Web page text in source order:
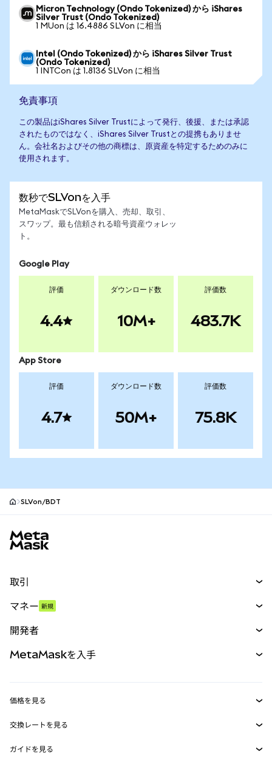
Micron Technology (Ondo Tokenized) から iShares
Silver Trust (Ondo Tokenized)
1 MUon は 16.4886 SLVon に相当
Intel (Ondo Tokenized) から iShares Silver Trust
(Ondo Tokenized)
1 INTCon は 1.8136 SLVon に相当
免責事項
この製品はiShares Silver Trustによって発行、後援、または承認
されたものではなく、iShares Silver Trustとの提携もありませ
ん。会社名およびその他の商標は、原資産を特定するためのみに
使用されます。
数秒でSLVonを入手
MetaMaskでSLVonを購入、売却、取引、
スワップ。最も信頼される暗号資産ウォレッ
ト。
Google Play
評価
4.4
ダウンロード数
10M+
評価数
483.7K
App Store
評価
4.7
ダウンロード数
50M+
評価数
75.8K
SLVon/BDT
取引
パーペチュアル
RWA
マネー 新規
開発者
MetaMask Connect
Snaps
MetaMaskを入手
セキュリティ
価格を見る
イーサリアムの価格
Solanaの価格
交換レートを見る
ETH→USD
ガイドを見る